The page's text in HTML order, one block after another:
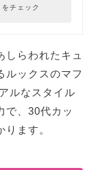
チェック
らわれたキュ
ルックスのマフ
ルなスタイル
で、30代カッ
ます。